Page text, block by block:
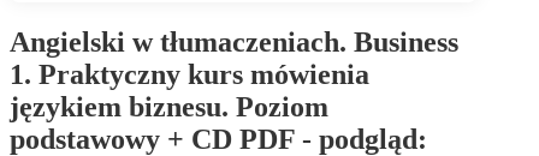
Angielski w tłumaczeniach. Business
1. Praktyczny kurs mówienia
językiem biznesu. Poziom
podstawowy + CD PDF - podgląd: